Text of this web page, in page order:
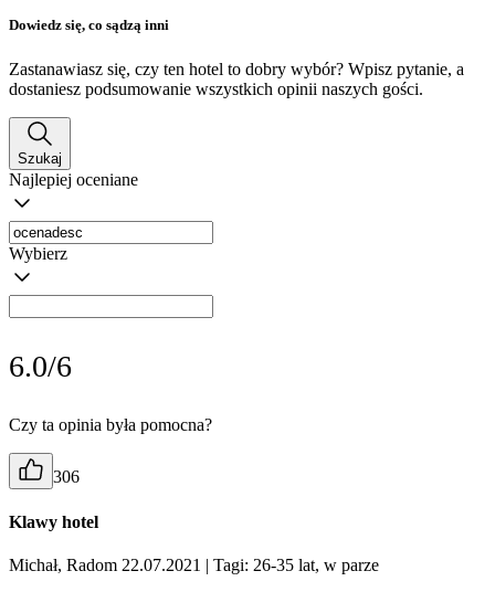
Dowiedz się, co sądzą inni
Zastanawiasz się, czy ten hotel to dobry wybór? Wpisz pytanie, a
dostaniesz podsumowanie wszystkich opinii naszych gości.
Szukaj
Najlepiej oceniane
Wybierz
6.0/6
Czy ta opinia była pomocna?
306
Klawy hotel
Michał, Radom 22.07.2021 | Tagi: 26-35 lat, w parze